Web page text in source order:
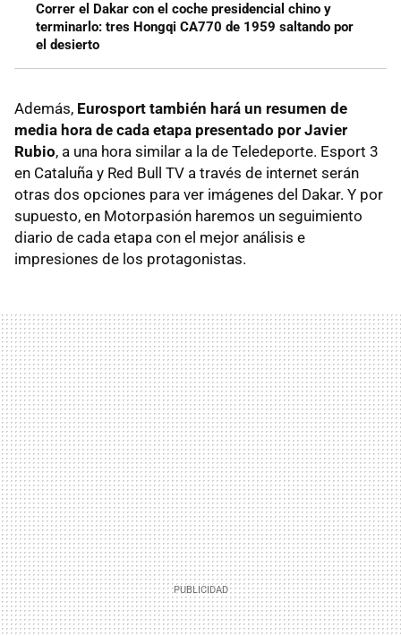
Correr el Dakar con el coche presidencial chino y
terminarlo: tres Hongqi CA770 de 1959 saltando por
el desierto
Además, Eurosport también hará un resumen de
media hora de cada etapa presentado por Javier
Rubio, a una hora similar a la de Teledeporte. Esport 3
en Cataluña y Red Bull TV a través de internet serán
otras dos opciones para ver imágenes del Dakar. Y por
supuesto, en Motorpasión haremos un seguimiento
diario de cada etapa con el mejor análisis e
impresiones de los protagonistas.